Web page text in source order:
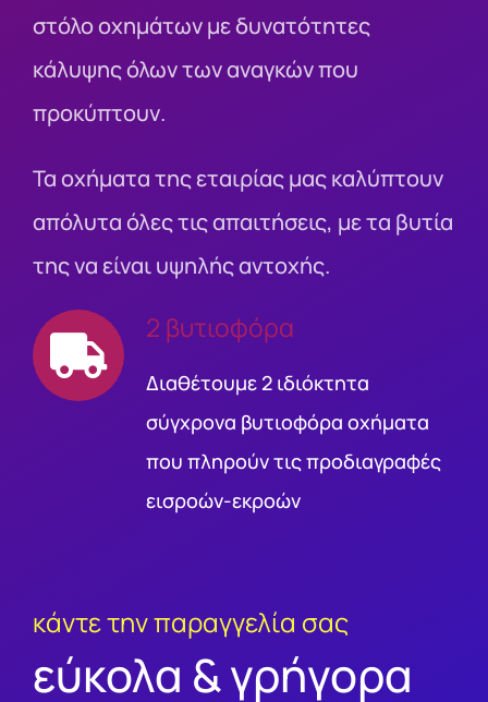
στόλο οχημάτων με δυνατότητες
κάλυψης όλων των αναγκών που
προκύπτουν.
Τα οχήματα της εταιρίας μας καλύπτουν
απόλυτα όλες τις απαιτήσεις, με τα βυτία
της να είναι υψηλής αντοχής.
2 βυτιοφόρα
Διαθέτουμε 2 ιδιόκτητα
σύγχρονα βυτιοφόρα οχήματα
που πληρούν τις προδιαγραφές
εισροών-εκροών
κάντε την παραγγελία σας
εύκολα & γρήγορα